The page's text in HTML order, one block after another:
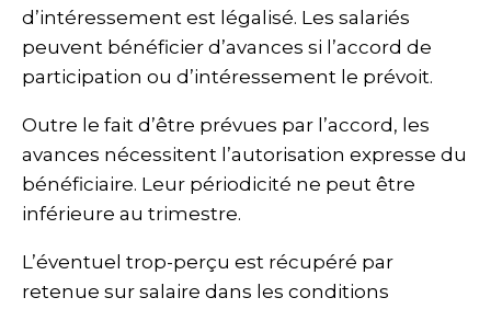
d’intéressement est légalisé. Les salariés
peuvent bénéficier d’avances si l’accord de
participation ou d’intéressement le prévoit.
Outre le fait d’être prévues par l’accord, les
avances nécessitent l’autorisation expresse du
bénéficiaire. Leur périodicité ne peut être
inférieure au trimestre.
L’éventuel trop-perçu est récupéré par
retenue sur salaire dans les conditions